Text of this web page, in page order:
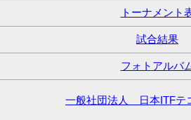
トーナメント
試合結果
フォトアルバ
一般社団法人 日本ITFテ